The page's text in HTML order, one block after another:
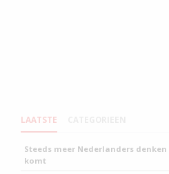
LAATSTE
Steeds meer Nederlanders
komt